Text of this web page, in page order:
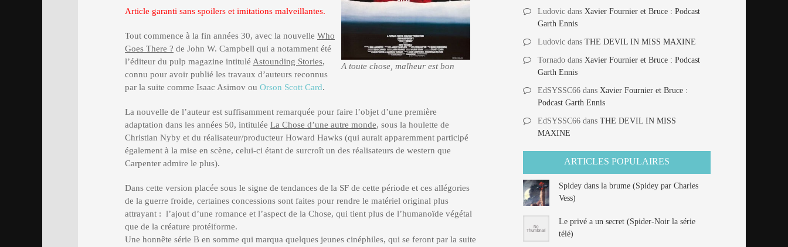
A toute chose, malheur est bon
Article garanti sans spoilers et imitations malveillantes.
Tout commence à la fin années 30, avec la nouvelle Who
Goes There ? de John W. Campbell qui a notamment été
l’éditeur du pulp magazine intitulé Astounding Stories,
connu pour avoir publié les travaux d’auteurs reconnus
par la suite comme Isaac Asimov ou Orson Scott Card.
La nouvelle de l’auteur est suffisamment remarquée pour faire l’objet d’une première
adaptation dans les années 50, intitulée La Chose d’une autre monde, sous la houlette de
Christian Nyby et du réalisateur/producteur Howard Hawks (qui aurait apparemment participé
également à la mise en scène, celui-ci étant de surcroît un des réalisateurs de western que
Carpenter admire le plus).
Dans cette version placée sous le signe de tendances de la SF de cette période et ces allégories
de la guerre froide, certaines concessions sont faites pour rendre le matériel original plus
attrayant : l’ajout d’une romance et l’aspect de la Chose, qui tient plus de l’humanoïde végétal
que de la créature protéiforme.
Une honnête série B en somme qui marqua quelques jeunes cinéphiles, qui se feront par la suite
Ludovic dansXavier Fournier et Bruce : Podcast
Garth Ennis
Ludovic dansTHE DEVIL IN MISS MAXINE
Tornado dansXavier Fournier et Bruce : Podcast
Garth Ennis
EdSYSSC66 dansXavier Fournier et Bruce :
Podcast Garth Ennis
EdSYSSC66 dansTHE DEVIL IN MISS
MAXINE
ARTICLES POPULAIRES
Spidey dans la brume (Spidey par Charles
Vess)
Le privé a un secret (Spider-Noir la série
télé)